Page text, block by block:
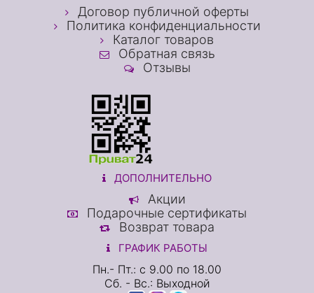
Договор публичной оферты
Политика конфиденциальности
Каталог товаров
Обратная связь
Отзывы
ДОПОЛНИТЕЛЬНО
Акции
Подарочные сертификаты
Возврат товара
ГРАФИК РАБОТЫ
Пн.- Пт.: с 9.00 по 18.00
Сб. - Вс.: Выходной